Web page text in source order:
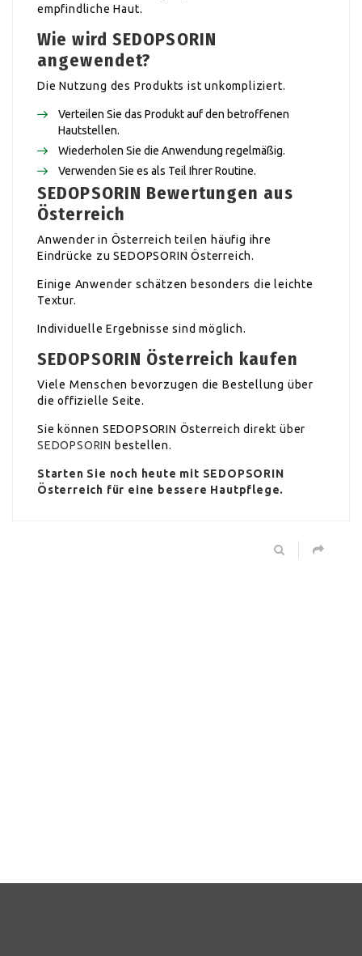
empfindliche Haut.
Wie wird SEDOPSORIN
angewendet?
Die Nutzung des Produkts ist unkompliziert.
Verteilen Sie das Produkt auf den betroffenen
Hautstellen.
Wiederholen Sie die Anwendung regelmäßig.
Verwenden Sie es als Teil Ihrer Routine.
SEDOPSORIN Bewertungen aus
Österreich
Anwender in Österreich teilen häufig ihre
Eindrücke zu SEDOPSORIN Österreich.
Einige Anwender schätzen besonders die leichte
Textur.
Individuelle Ergebnisse sind möglich.
SEDOPSORIN Österreich kaufen
Viele Menschen bevorzugen die Bestellung über
die offizielle Seite.
Sie können SEDOPSORIN Österreich direkt über
SEDOPSORIN bestellen.
Starten Sie noch heute mit SEDOPSORIN
Österreich für eine bessere Hautpflege.